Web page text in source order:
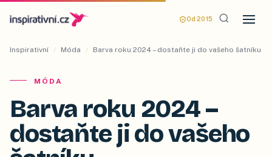
Od 2015
Inspirativní / Móda / Barva roku 2024 –⁠⁠⁠⁠⁠ dostaňte ji do vašeho šatníku
MÓDA
Barva roku 2024 –⁠⁠⁠⁠⁠
dostaňte ji do vašeho